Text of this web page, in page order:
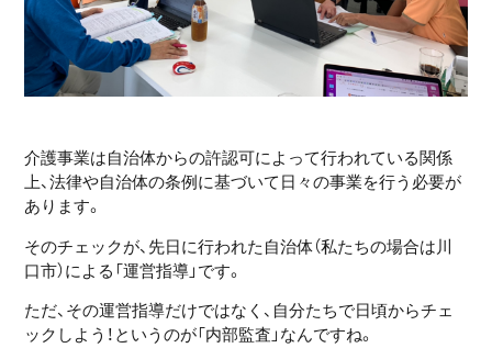
介護事業は自治体からの許認可によって行われている関係
上、法律や自治体の条例に基づいて日々の事業を行う必要が
あります。
そのチェックが、先日に行われた自治体（私たちの場合は川
口市）による「運営指導」です。
ただ、その運営指導だけではなく、自分たちで日頃からチェ
ックしよう！というのが「内部監査」なんですね。